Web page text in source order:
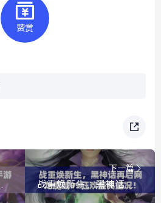
赞赏
体验分享
下一篇
战重焕新生，黑神话再启网龙魔域99狂欢盛典盛况！